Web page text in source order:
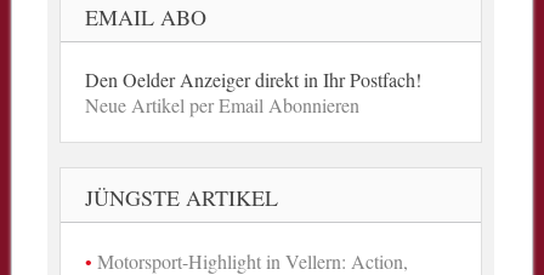
EMAIL ABO
Den Oelder Anzeiger direkt in Ihr Postfach!
Neue Artikel per Email Abonnieren
JÜNGSTE ARTIKEL
Motorsport-Highlight in Vellern: Action,